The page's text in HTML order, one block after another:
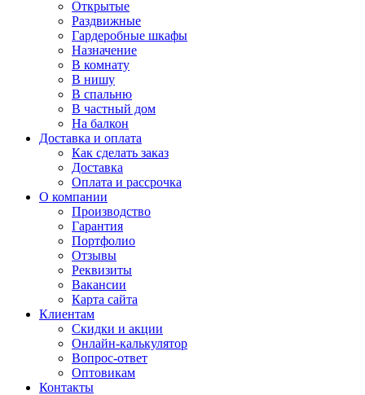
Открытые
Раздвижные
Гардеробные шкафы
Назначение
В комнату
В нишу
В спальню
В частный дом
На балкон
Доставка и оплата
Как сделать заказ
Доставка
Оплата и рассрочка
О компании
Производство
Гарантия
Портфолио
Отзывы
Реквизиты
Вакансии
Карта сайта
Клиентам
Скидки и акции
Онлайн-калькулятор
Вопрос-ответ
Оптовикам
Контакты